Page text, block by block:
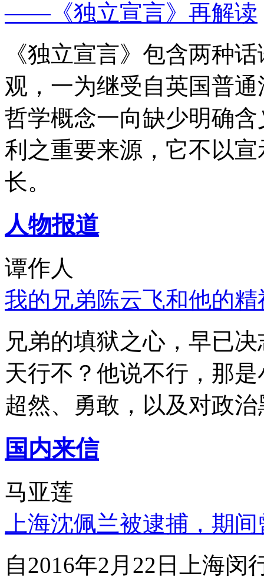
——《独立宣言》再解读
《独立宣言》包含两种
观，一为继受自英国普
哲学概念一向缺少明确
利之重要来源，它不以
长。
人物报道
谭作人
我的兄弟陈云飞和他的
兄弟的填狱之心，早已
天行不？他说不行，那
超然、勇敢，以及对政
国内来信
马亚莲
上海沈佩兰被逮捕，期
自2016年2月22日上海